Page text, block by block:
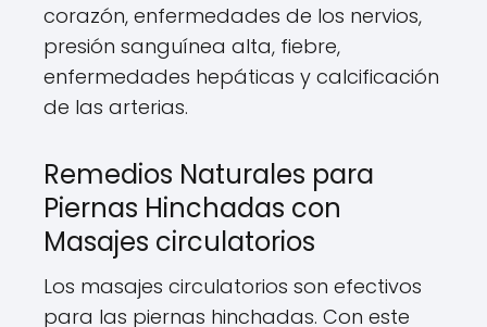
corazón, enfermedades de los nervios,
presión sanguínea alta, fiebre,
enfermedades hepáticas y calcificación
de las arterias.
Remedios Naturales para
Piernas Hinchadas con
Masajes circulatorios
Los masajes circulatorios son efectivos
para las piernas hinchadas. Con este